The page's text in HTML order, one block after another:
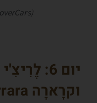
(Powered by DiscoverCars)
יום 6: לֶרִיצִ'י
וקרָארָה